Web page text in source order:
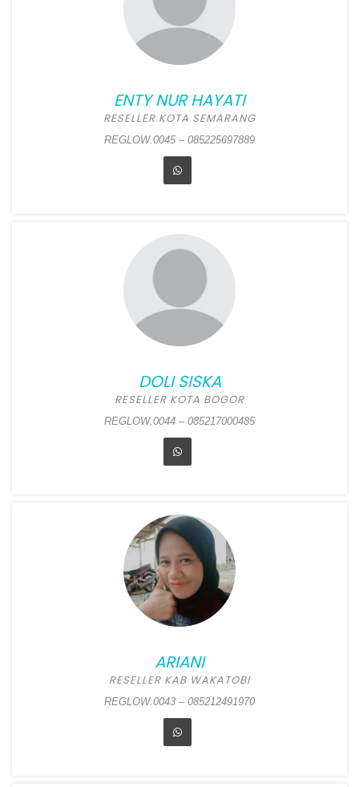
Position:
Pekalongan
Alamat:Gg 15 depan Bale
Desa Karanganyar, Tirto,
Pekalongan
REGLOW.0046 – 085715117124
ENTY NUR HAYATI
RESELLER KOTA SEMARANG
REGLOW.0045 – 085225697889
Position:
Semarang
Alamat:Bukit Permata Puri,
Jl. Bukit Barisan C1 No 15A,
Bringin, Ngaliyan,
REGLOW.0045 – 085225697889
DOLI SISKA
RESELLER KOTA BOGOR
REGLOW.0044 – 085217000485
Position:Reseller Kota
Bogor
Alamat:
Jl. Bayangkara No
33, Kedunghalang, Bogor
Utara, Bogor
REGLOW.0044 – 085217000485
ARIANI
RESELLER KAB WAKATOBI
REGLOW.0043 – 085212491970